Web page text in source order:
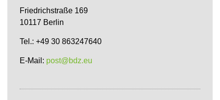
Friedrichstraße 169
10117 Berlin
Tel.: +49 30 863247640
E-Mail: post@bdz.eu